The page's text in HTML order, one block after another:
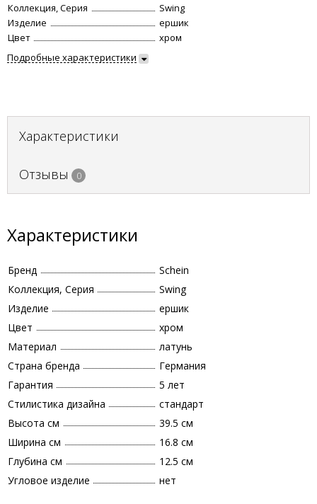
Коллекция, Серия
Swing
Изделие
ершик
Цвет
хром
Подробные характеристики
Характеристики
Отзывы 0
Характеристики
Бренд
Schein
Коллекция, Серия
Swing
Изделие
ершик
Цвет
хром
Материал
латунь
Страна бренда
Германия
Гарантия
5 лет
Стилистика дизайна
стандарт
Высота см
39.5 см
Ширина см
16.8 см
Глубина см
12.5 см
Угловое изделие
нет